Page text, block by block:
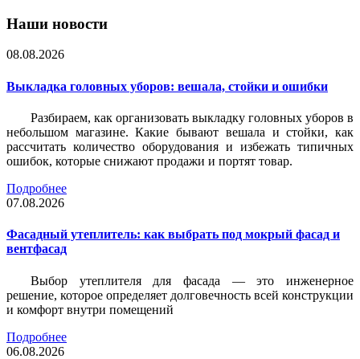
Наши новости
08.08.2026
Выкладка головных уборов: вешала, стойки и ошибки
Разбираем, как организовать выкладку головных уборов в
небольшом магазине. Какие бывают вешала и стойки, как
рассчитать количество оборудования и избежать типичных
ошибок, которые снижают продажи и портят товар.
Подробнее
07.08.2026
Фасадный утеплитель: как выбрать под мокрый фасад и
вентфасад
Выбор утеплителя для фасада — это инженерное
решение, которое определяет долговечность всей конструкции
и комфорт внутри помещений
Подробнее
06.08.2026